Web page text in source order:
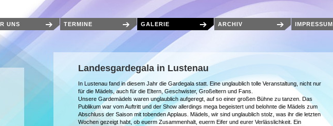
UNS TERMINE GALERIE ARCHIV IMPRESSUM
Landesgardegala in Lustenau
In Lustenau fand in diesem Jahr die Gardegala statt. Eine unglaublich tolle Veranstaltung, nicht nur
für die Mädels, auch für die Eltern, Geschwister, Großeltern und Fans.
Unsere Gardemädels waren unglaublich aufgeregt, auf so einer großen Bühne zu tanzen. Das
Publikum war vom Auftritt und der Show allerdings mega begeistert und belohnte die Mädels zum
Abschluss der Saison mit tobenden Applaus. Mädels, wir sind unglaublich stolz, was ihr die letzten
Wochen gezeigt habt, ob euerm Zusammenhalt, euerm Eifer und eurer Verlässlichkeit. Ein